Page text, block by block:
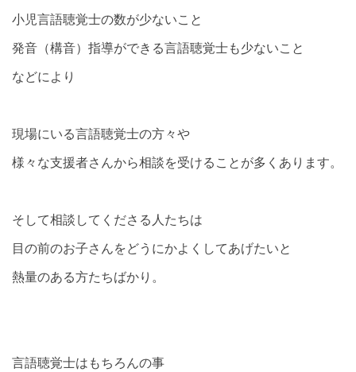
小児言語聴覚士の数が少ないこと
発音（構音）指導ができる言語聴覚士も少ないこと
などにより
現場にいる言語聴覚士の方々や
様々な支援者さんから相談を受けることが多くあります。
そして相談してくださる人たちは
目の前のお子さんをどうにかよくしてあげたいと
熱量のある方たちばかり。
言語聴覚士はもちろんの事